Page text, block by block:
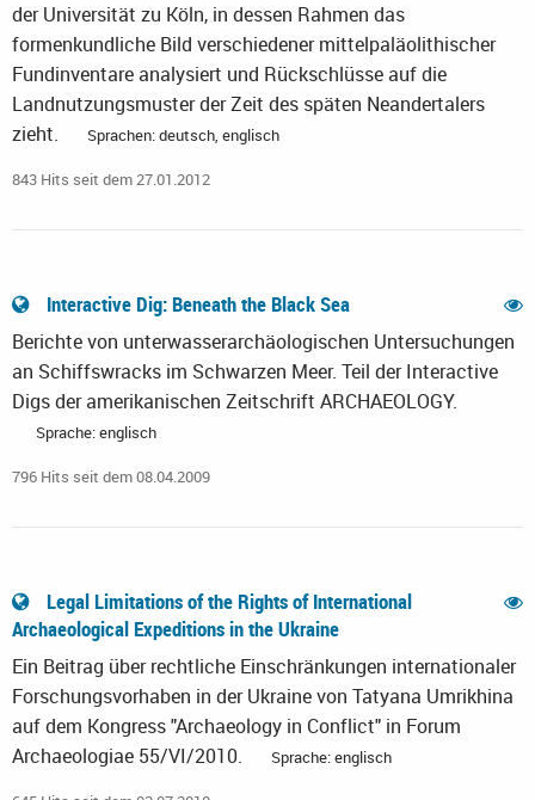
der Universität zu Köln, in dessen Rahmen das
formenkundliche Bild verschiedener mittelpaläolithischer
Fundinventare analysiert und Rückschlüsse auf die
Landnutzungsmuster der Zeit des späten Neandertalers
zieht.
Sprachen: deutsch, englisch
843 Hits seit dem 27.01.2012
Interactive Dig: Beneath the Black Sea
Berichte von unterwasserarchäologischen Untersuchungen
an Schiffswracks im Schwarzen Meer. Teil der Interactive
Digs der amerikanischen Zeitschrift ARCHAEOLOGY.
Sprache: englisch
796 Hits seit dem 08.04.2009
Legal Limitations of the Rights of International
Archaeological Expeditions in the Ukraine
Ein Beitrag über rechtliche Einschränkungen internationaler
Forschungsvorhaben in der Ukraine von Tatyana Umrikhina
auf dem Kongress "Archaeology in Conflict" in Forum
Archaeologiae 55/VI/2010.
Sprache: englisch